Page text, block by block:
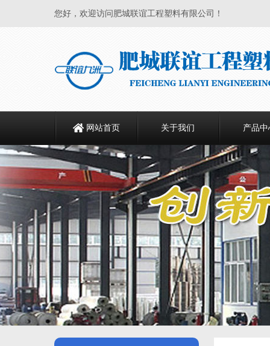
您好，欢迎访问肥城联谊工程塑料有限公司！
网站首页 关于我们 产品中